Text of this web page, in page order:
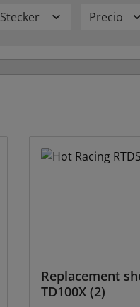
Stecker Precio
Replacement
TD100X (2)